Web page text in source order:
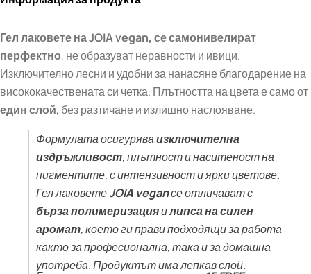
Гел лаковете на JOIA vegan, се самонивелират
перфектно, не образуват неравности и ивици.
Изключително лесни и удобни за нанасяне благодарение на
висококачествената си четка. Плътността на цвета е само от
един слой, без разтичане и излишно наслояване.
Формулата осигуряваизключителна
издръжливост, плътност и наситеност на
пигментите, с интензивност и ярки цветове.
Гел лаковетеJOIA veganсе отличават с
бърза полимеризацияилипса на силен
аромат, което ги прави подходящи за работа
както за професионална, така и за домашна
употреба. Продуктът има лепкав слой.